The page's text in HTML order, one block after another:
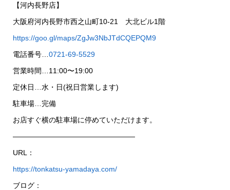
【河内長野店】
大阪府河内長野市西之山町10-21 大北ビル1階
https://goo.gl/maps/ZgJw3NbJTdCQEPQM9
電話番号… 0721-69-5529
営業時間…11:00〜19:00
定休日…水・日(祝日営業します)
駐車場…完備
お店すぐ横の駐車場に停めていただけます。
—————————————————
URL：
https://tonkatsu-yamadaya.com/
ブログ：